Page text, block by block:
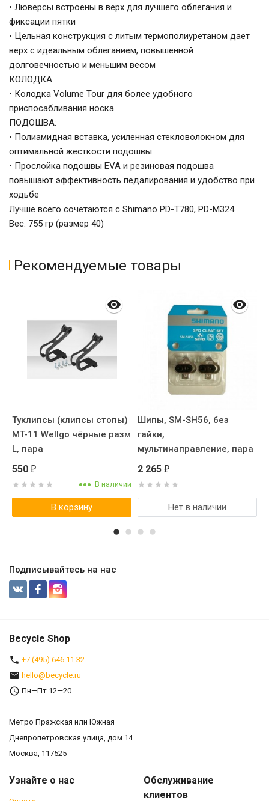
• Люверсы встроены в верх для лучшего облегания и
фиксации пятки
• Цельная конструкция с литым термополиуретаном дает
верх с идеальным облеганием, повышенной
долговечностью и меньшим весом
КОЛОДКА:
• Колодка Volume Tour для более удобного
приспосабливания носка
ПОДОШВА:
• Полиамидная вставка, усиленная стекловолокном для
оптимальной жесткости подошвы
• Прослойка подошвы EVA и резиновая подошва
повышают эффективность педалирования и удобство при
ходьбе
Лучше всего сочетаются с Shimano PD-T780, PD-M324
Вес: 755 гр (размер 40)
Рекомендуемые товары
Туклипсы (клипсы стопы)
MT-11 Wellgo чёрные разм
L, пара
550 ₽
В наличии
В корзину
Шипы, SM-SH56, без
гайки,
мультинаправление, пара
2 265 ₽
Нет в наличии
Подписывайтесь на нас
Becycle Shop
+7 (495) 646 11 32
hello@becycle.ru
Пн—Пт 12—20
Метро Пражская или Южная
Днепропетровская улица, дом 14
Москва, 117525
Узнайте о нас
Обслуживание
клиентов